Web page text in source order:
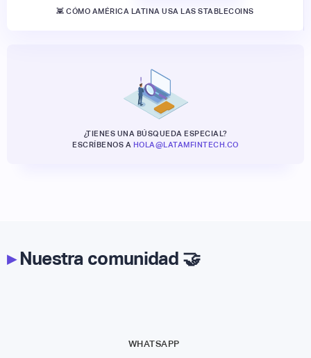
👾 CÓMO AMÉRICA LATINA USA LAS STABLECOINS
¿TIENES UNA BÚSQUEDA ESPECIAL?
ESCRÍBENOS A HOLA@LATAMFINTECH.CO
▸Nuestra comunidad 🤝
WHATSAPP